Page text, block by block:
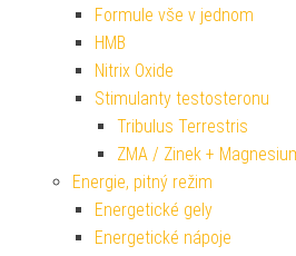
Formule vše v jednom
HMB
Nitrix Oxide
Stimulanty testosteronu
Tribulus Terrestris
ZMA / Zinek +
Energie, pitný režim
Energetické gely
Energetické nápoje